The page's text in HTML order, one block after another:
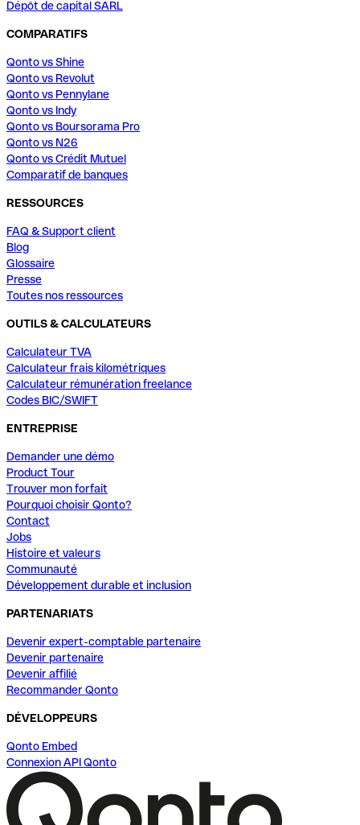
Dépôt de capital SARL
COMPARATIFS
Qonto vs Shine
Qonto vs Revolut
Qonto vs Pennylane
Qonto vs Indy
Qonto vs Boursorama Pro
Qonto vs N26
Qonto vs Crédit Mutuel
Comparatif de banques
RESSOURCES
FAQ & Support client
Blog
Glossaire
Presse
Toutes nos ressources
OUTILS & CALCULATEURS
Calculateur TVA
Calculateur frais kilométriques
Calculateur rémunération freelance
Codes BIC/SWIFT
ENTREPRISE
Demander une démo
Product Tour
Trouver mon forfait
Pourquoi choisir Qonto?
Contact
Jobs
Histoire et valeurs
Communauté
Développement durable et inclusion
PARTENARIATS
Devenir expert-comptable partenaire
Devenir partenaire
Devenir affilié
Recommander Qonto
DÉVELOPPEURS
Qonto Embed
Connexion API Qonto